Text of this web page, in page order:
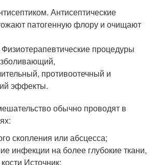
Антисептические
патогенную флору и очищают
процедуры
противоотечный и
эффекты.
обычно проводят в
скопления или абсцесса;
инфекции на более глубокие ткани,
Источник: